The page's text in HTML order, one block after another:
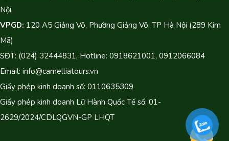
Nội
VPGD: 120 A5 Giảng Võ, Phường Giảng Võ, TP Hà Nội (289 Kim
Mã)
SĐT: (024) 32444831, Hotline: 0918621001, 0912066084
Email: info@camelliatours.vn
Giấy phép kinh doanh số: 0110635309
Giấy phép kinh doanh Lữ Hành Quốc Tế số: 01-
2629/2024/CDLQGVN-GP LHQT